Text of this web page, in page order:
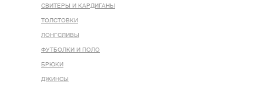
СВИТЕРЫ И КАРДИГАНЫ
ТОЛСТОВКИ
ЛОНГСЛИВЫ
ФУТБОЛКИ И ПОЛО
БРЮКИ
ДЖИНСЫ